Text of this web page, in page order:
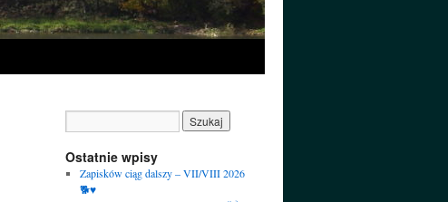
Ostatnie wpisy
Zapisków ciąg dalszy – VII/VIII 2026
🐕♥️